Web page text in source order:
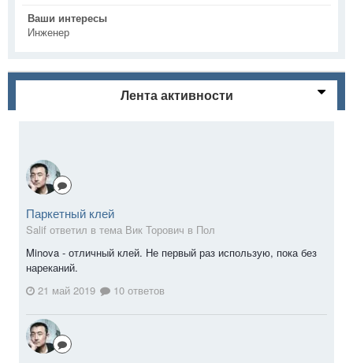
Ваши интересы
Инженер
Лента активности
Паркетный клей
Salif ответил в тема Вик Торович в Пол
Minova - отличный клей. Не первый раз использую, пока без
нареканий.
21 май 2019
10 ответов